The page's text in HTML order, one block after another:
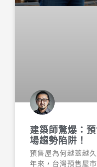
建築師驚爆：
場趨勢陷阱！
預售屋為何越蓋越
年來，台灣預售屋